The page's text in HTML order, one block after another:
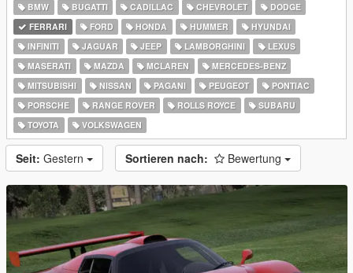
BMW
BUGATTI CADILLAC CHEVROLET
DODGE
FERRARI
FORD HONDA HUMMER
HYUNDAI
INFINITI
JAGUAR JEEP LAMBORGHINI
LEXUS
MASERATI
MAZDA MCLAREN
MERCEDES-BENZ
MITSUBISHI
NISSAN PAGANI PEUGEOT
PONTIAC
PORSCHE
RANGE ROVER ROLLS ROYCE
SUBARU
TOYOTA
VOLKSWAGEN
Seit: Gestern Sortieren nach: Bewertung